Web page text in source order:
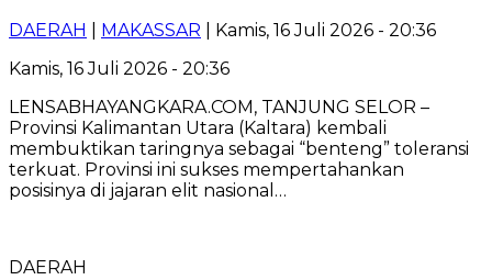
DAERAH MAKASSAR | Kamis, 16 Juli 2026 - 20:36
Kamis, 16 Juli 2026 - 20:36
LENSABHAYANGKARA.COM, TANJUNG SELOR –
Provinsi Kalimantan Utara (Kaltara) kembali
membuktikan taringnya sebagai “benteng” toleransi
terkuat. Provinsi ini sukses mempertahankan
posisinya di jajaran elit nasional…
DAERAH